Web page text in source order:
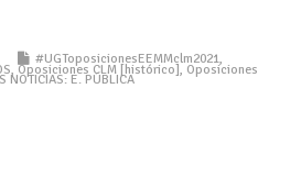
#UGToposicionesEEMMclm2021,
, Oposiciones CLM [histórico], Oposiciones
NOTICIAS: E. PÚBLICA